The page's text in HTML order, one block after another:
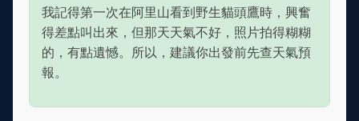
我記得第一次在阿里山看到野生貓頭鷹時，興奮
得差點叫出來，但那天天氣不好，照片拍得糊糊
的，有點遺憾。所以，建議你出發前先查天氣預
報。